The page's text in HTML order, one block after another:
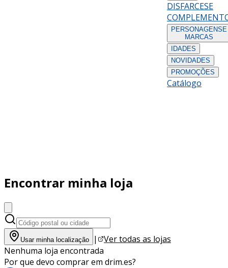
DISFARCESE
PERSONAGENS E
MARCAS
IDADES
NOVIDADES
PROMOÇÕES
Catálogo
Encontrar minha loja
Usar minha localização |
Ver todas as lojas
Nenhuma loja encontrada
Por que devo comprar em drim.es?